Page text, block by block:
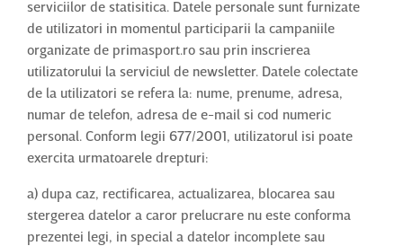
serviciilor de statisitica. Datele personale sunt furnizate
de utilizatori in momentul participarii la campaniile
organizate de primasport.ro sau prin inscrierea
utilizatorului la serviciul de newsletter. Datele colectate
de la utilizatori se refera la: nume, prenume, adresa,
numar de telefon, adresa de e-mail si cod numeric
personal. Conform legii 677/2001, utilizatorul isi poate
exercita urmatoarele drepturi:
a) dupa caz, rectificarea, actualizarea, blocarea sau
stergerea datelor a caror prelucrare nu este conforma
prezentei legi, in special a datelor incomplete sau